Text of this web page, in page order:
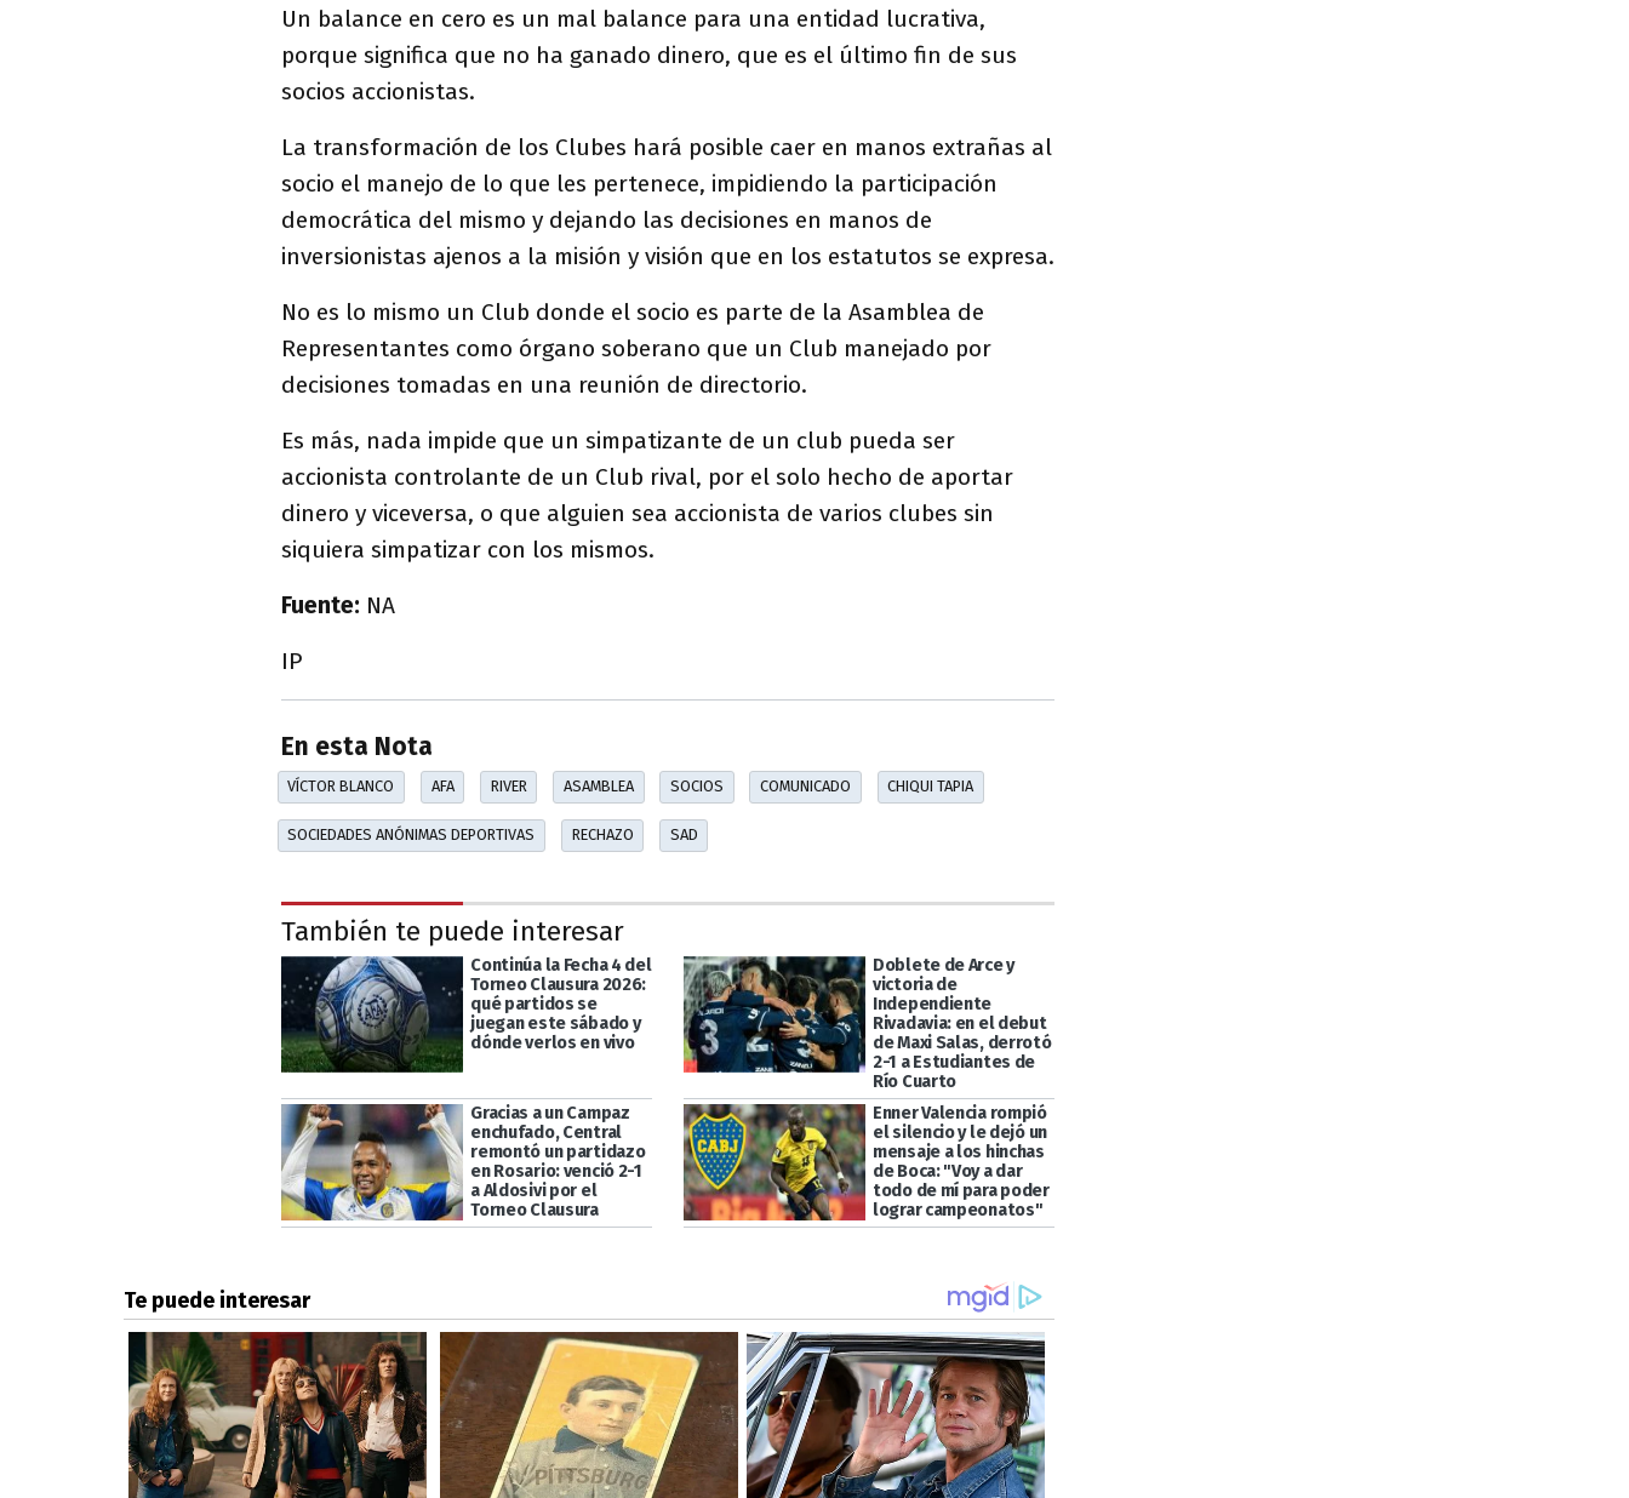
Un balance en cero es un mal balance para una entidad lucrativa,
porque significa que no ha ganado dinero, que es el último fin de sus
socios accionistas.
La transformación de los Clubes hará posible caer en manos extrañas al
socio el manejo de lo que les pertenece, impidiendo la participación
democrática del mismo y dejando las decisiones en manos de
inversionistas ajenos a la misión y visión que en los estatutos se expresa.
No es lo mismo un Club donde el socio es parte de la Asamblea de
Representantes como órgano soberano que un Club manejado por
decisiones tomadas en una reunión de directorio.
Es más, nada impide que un simpatizante de un club pueda ser
accionista controlante de un Club rival, por el solo hecho de aportar
dinero y viceversa, o que alguien sea accionista de varios clubes sin
siquiera simpatizar con los mismos.
Fuente: NA
IP
En esta Nota
VÍCTOR BLANCO AFA RIVER ASAMBLEA SOCIOS COMUNICADO CHIQUI TAPIA
SOCIEDADES ANÓNIMAS DEPORTIVAS RECHAZO SAD
También te puede interesar
Continúa la Fecha 4 del
Torneo Clausura 2026:
qué partidos se
juegan este sábado y
dónde verlos en vivo
Doblete de Arce y
victoria de
Independiente
Rivadavia: en el debut
de Maxi Salas, derrotó
2-1 a Estudiantes de
Río Cuarto
Gracias a un Campaz
enchufado, Central
remontó un partidazo
en Rosario: venció 2-1
a Aldosivi por el
Torneo Clausura
Enner Valencia rompió
el silencio y le dejó un
mensaje a los hinchas
de Boca: "Voy a dar
todo de mí para poder
lograr campeonatos"